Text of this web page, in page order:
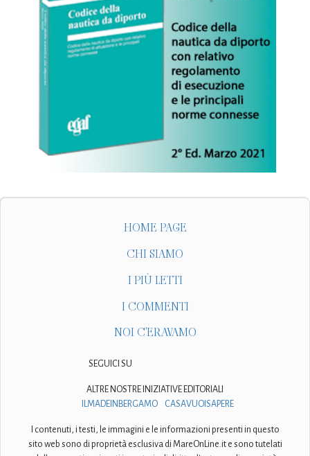
HOME PAGE
CHI SIAMO
I PIÙ LETTI
I COMMENTI
NOI C'ERAVAMO
SEGUICI SU
ALTRE NOSTRE INIZIATIVE EDITORIALI
ILMADEINBERGAMO
CASAVUOISAPERE
I contenuti, i testi, le immagini e le informazioni presenti in questo
sito web sono di proprietà esclusiva di MareOnLine.it e sono tutelati